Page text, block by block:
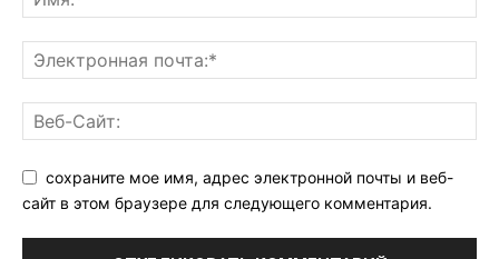
сохраните мое имя, адрес электронной почты и веб-
сайт в этом браузере для следующего комментария.